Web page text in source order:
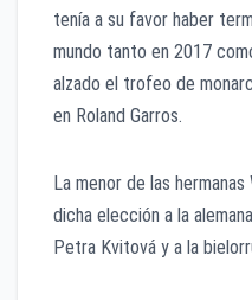
tenía a su favor haber
mundo tanto en 2017
alzado el trofeo de
en Roland Garros.
La menor de las
dicha elección a la
Petra Kvitová y a la